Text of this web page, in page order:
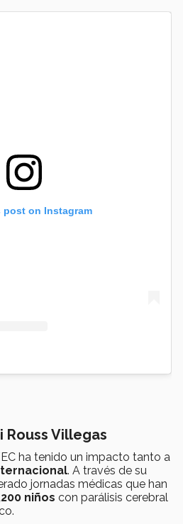
post on Instagram
Rouss Villegas
ha tenido un impacto tanto a
. A través de su
jornadas médicas que han
niños con parálisis cerebral